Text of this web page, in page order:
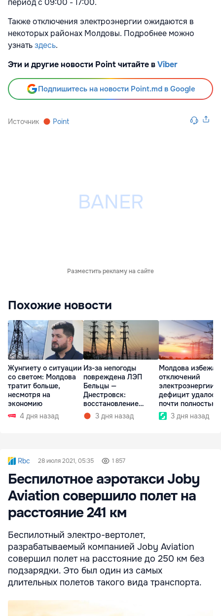
период с 09:00 - 17:00.
Также отключения электроэнергии ожидаются в
некоторых районах Молдовы. Подробнее можно
узнатьздесь.
Эти и другие новости Point читайте вViber
Подпишитесь на новости Point.md в Google
Источник Point
Разместить рекламу на сайте
Похожие новости
Жунгиету о ситуации
со светом: Молдова
тратит больше,
несмотря на
экономию
4 дня назад
Из-за непогоды
повреждена ЛЭП
Бельцы —
Днестровск:
восстановление
займет более недели
3 дня назад
Молдова
отключений
электроэнергии:
дефицит удалось
почти полностью
покрыть
3 дня назад
Rbc 28 июля 2021, 05:35 1 857
Беспилотное аэротакси Joby
Aviation совершило полет на
расстояние 241 км
Беспилотный электро-вертолет,
разрабатываемый компанией Joby Aviation
совершил полет на расстояние до 250 км без
подзарядки. Это был один из самых
длительных полетов такого вида транспорта.